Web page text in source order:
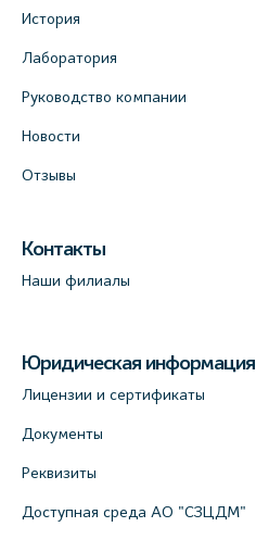
История
Лаборатория
Руководство компании
Новости
Отзывы
Контакты
Наши филиалы
Юридическая информация
Лицензии и сертификаты
Документы
Реквизиты
Доступная среда АО "СЗЦДМ"